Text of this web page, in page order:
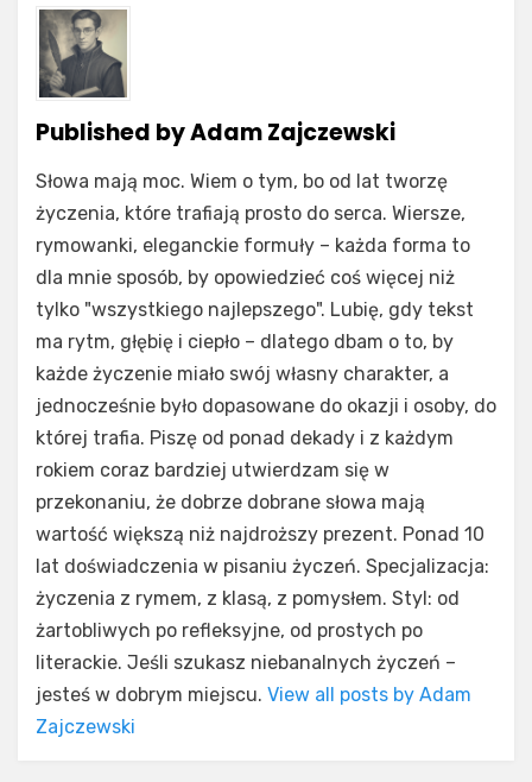
Published byAdam Zajczewski
Słowa mają moc. Wiem o tym, bo od lat tworzę
życzenia, które trafiają prosto do serca. Wiersze,
rymowanki, eleganckie formuły – każda forma to
dla mnie sposób, by opowiedzieć coś więcej niż
tylko "wszystkiego najlepszego". Lubię, gdy tekst
ma rytm, głębię i ciepło – dlatego dbam o to, by
każde życzenie miało swój własny charakter, a
jednocześnie było dopasowane do okazji i osoby, do
której trafia. Piszę od ponad dekady i z każdym
rokiem coraz bardziej utwierdzam się w
przekonaniu, że dobrze dobrane słowa mają
wartość większą niż najdroższy prezent. Ponad 10
lat doświadczenia w pisaniu życzeń. Specjalizacja:
życzenia z rymem, z klasą, z pomysłem. Styl: od
żartobliwych po refleksyjne, od prostych po
literackie. Jeśli szukasz niebanalnych życzeń –
jesteś w dobrym miejscu. View all posts by Adam
Zajczewski